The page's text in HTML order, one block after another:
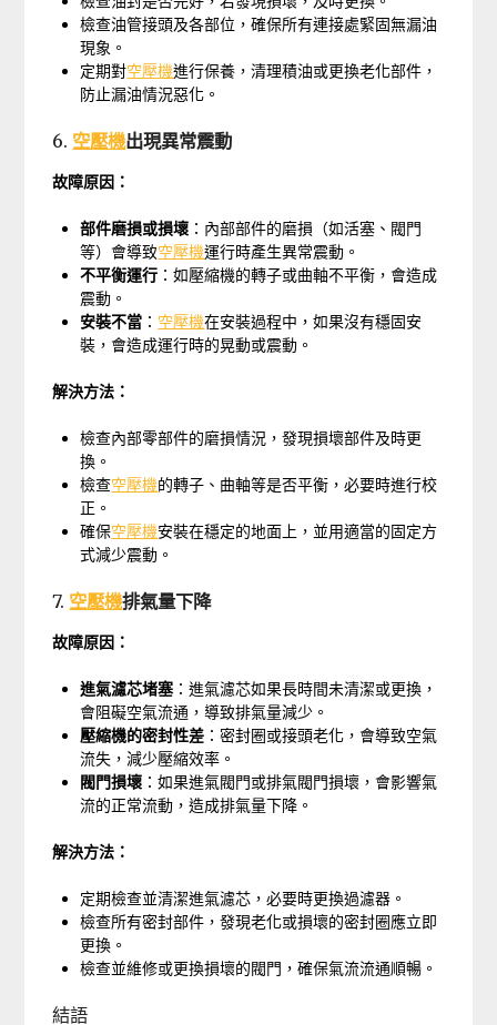
檢查油管接頭及各部位，確保所有連接處緊固無漏油
現象。
定期對空壓機進行保養，清理積油或更換老化部件，
防止漏油情況惡化。
6. 空壓機出現異常震動
故障原因：
部件磨損或損壞 ：內部部件的磨損（如活塞、閥門
等）會導致空壓機運行時產生異常震動。
不平衡運行 ：如壓縮機的轉子或曲軸不平衡，會造成
震動。
安裝不當 ： 空壓機在安裝過程中，如果沒有穩固安
裝，會造成運行時的晃動或震動。
解決方法：
檢查內部零部件的磨損情況，發現損壞部件及時更
換。
檢查空壓機的轉子、曲軸等是否平衡，必要時進行校
正。
確保空壓機安裝在穩定的地面上，並用適當的固定方
式減少震動。
7. 空壓機排氣量下降
故障原因：
進氣濾芯堵塞：進氣濾芯如果長時間未清潔或更換，
會阻礙空氣流通，導致排氣量減少。
壓縮機的密封性差 ：密封圈或接頭老化，會導致空氣
流失，減少壓縮效率。
閥門損壞 ：如果進氣閥門或排氣閥門損壞，會影響氣
流的正常流動，造成排氣量下降。
解決方法：
定期檢查並清潔進氣濾芯，必要時更換過濾器。
檢查所有密封部件，發現老化或損壞的密封圈應立即
更換。
檢查並維修或更換損壞的閥門，確保氣流流通順暢。
結語